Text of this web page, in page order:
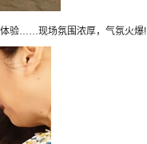
验……现场氛围浓厚，气氛火爆!